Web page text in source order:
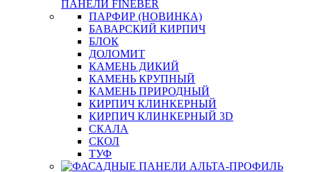
ПАНЕЛИ FINEBER
ПАРФИР (НОВИНКА)
БАВАРСКИЙ КИРПИЧ
БЛОК
ДОЛОМИТ
КАМЕНЬ ДИКИЙ
КАМЕНЬ КРУПНЫЙ
КАМЕНЬ ПРИРОДНЫЙ
КИРПИЧ КЛИНКЕРНЫЙ
КИРПИЧ КЛИНКЕРНЫЙ 3D
СКАЛА
СКОЛ
ТУФ